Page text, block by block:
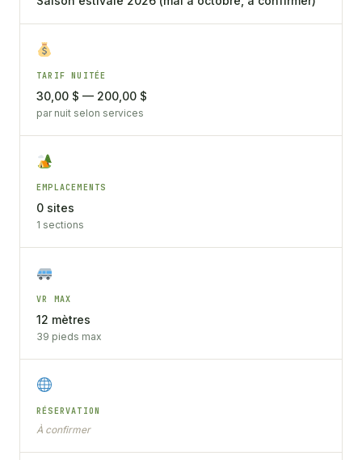
TARIF NUITÉE
30,00 $ — 200,00 $
par nuit selon services
EMPLACEMENTS
0 sites
1 sections
VR MAX
12 mètres
39 pieds max
RÉSERVATION
À confirmer